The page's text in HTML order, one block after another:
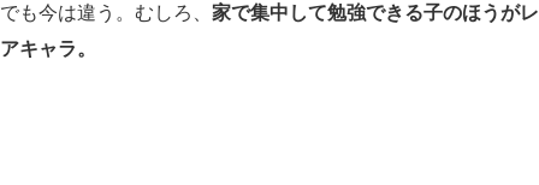
でも今は違う。むしろ、 家で集中して勉強できる子のほうがレ
アキャラ。